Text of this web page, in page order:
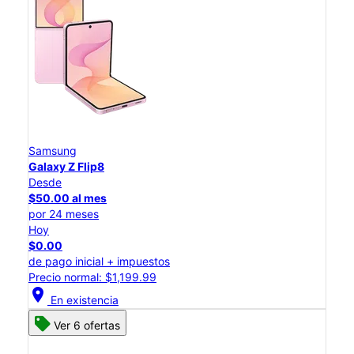
Samsung
Galaxy Z Flip8
Desde
$50.00 al mes
por 24 meses
Hoy
$0.00
de pago inicial + impuestos
Precio normal: $1,199.99
location_on En existencia
Ver 6 ofertas